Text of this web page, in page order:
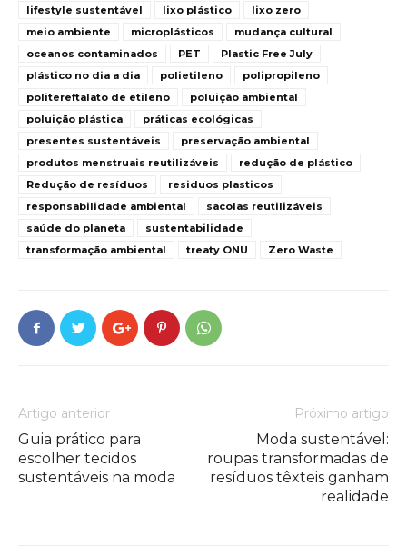
lifestyle sustentável lixo plástico
lixo zero
meio ambiente
microplásticos
mudança cultural
oceanos contaminados
PET
Plastic Free July
plástico no dia a dia
polietileno
polipropileno
politereftalato de etileno
poluição ambiental
poluição plástica
práticas ecológicas
presentes sustentáveis
preservação ambiental
produtos menstruais reutilizáveis
redução de plástico
Redução de resíduos
residuos plasticos
responsabilidade ambiental
sacolas reutilizáveis
saúde do planeta
sustentabilidade
transformação ambiental
treaty ONU Zero Waste
Artigo anterior
Guia prático para
escolher tecidos
sustentáveis na moda
Próximo artigo
Moda sustentável:
roupas transformadas de
resíduos têxteis ganham
realidade